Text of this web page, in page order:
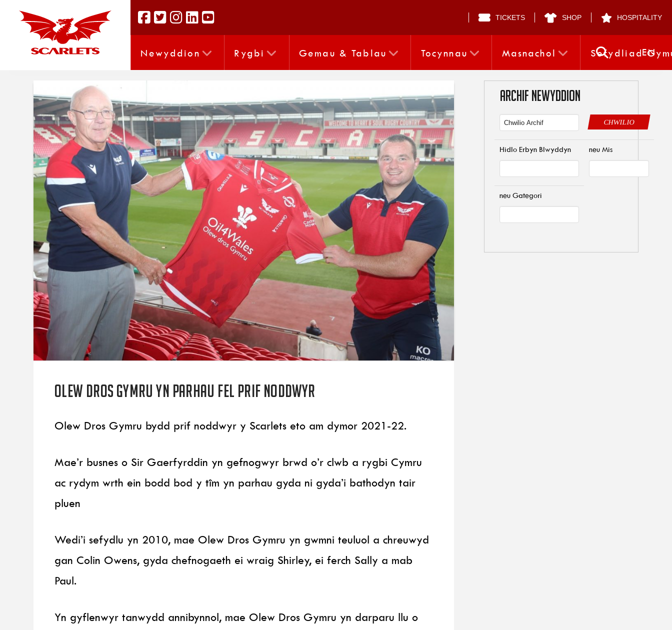
TICKETS SHOP HOSPITALITY
Newyddion Rygbi Gemau & Tablau Tocynnau Masnachol SefydliadEN
Olew Dros Gymru yn parhau fel prif noddwyr
Olew Dros Gymru bydd prif noddwyr y Scarlets eto am dymor 2021-22.
Mae’r busnes o Sir Gaerfyrddin yn gefnogwyr brwd o’r clwb a rygbi Cymru
ac rydym wrth ein bodd bod y tîm yn parhau gyda ni gyda’i bathodyn tair
pluen
Wedi’i sefydlu yn 2010, mae Olew Dros Gymru yn gwmni teuluol a chreuwyd
gan Colin Owens, gyda chefnogaeth ei wraig Shirley, ei ferch Sally a mab
Paul.
Yn gyflenwyr tanwydd annibynnol, mae Olew Dros Gymru yn darparu llu o
ARCHIF NEWYDDION
CHWILIO
Hidlo Erbyn Blwyddyn neu Mis
neu Gategori